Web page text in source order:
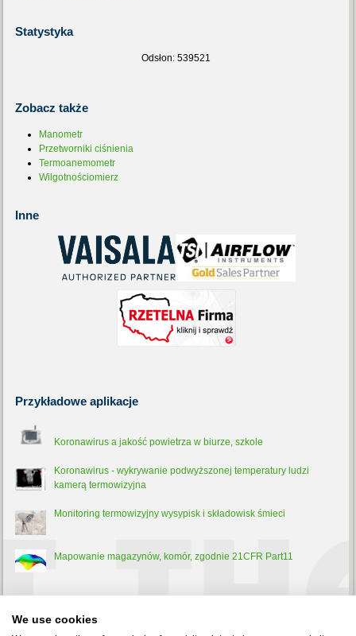
Statystyka
Odsłon: 539521
Zobacz także
Manometr
Przetworniki ciśnienia
Termoanemometr
Wilgotnościomierz
Inne
Przykładowe aplikacje
Koronawirus a jakość powietrza w biurze, szkole
Koronawirus - wykrywanie podwyższonej temperatury ludzi
kamerą termowizyjna
Monitoring termowizyjny wysypisk i składowisk śmieci
Mapowanie magazynów, komór, zgodnie 21CFR Part11
We use cookies